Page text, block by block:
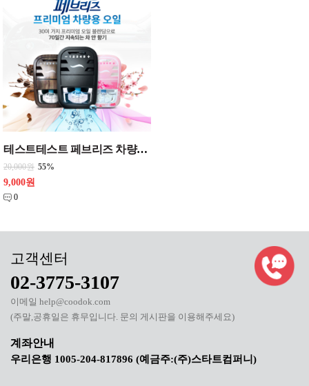
테스트테스트 페브리즈 차량용 방향제 프리미엄 아쿠아왈츠 스타터킷 본품 7ml 1개
20,000원 55%
9,000원
0
02-3775-3107
이메일 help@coodok.com
(주말,공휴일은 휴무입니다. 문의 게시판을 이용해주세요)
우리은행 1005-204-817896 (예금주:(주)스타트컴퍼니)